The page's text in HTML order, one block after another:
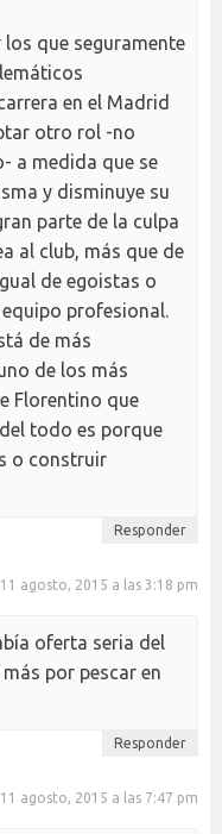
que seguramente
en el Madrid
otro rol -no
a medida que se
y disminuye su
parte de la culpa
al club, más que de
de egoistas o
profesional.
de más
de los más
Florentino que
todo es porque
o construir
Responder
11 agosto, 2015 a las 3:18 pm
oferta seria del
por pescar en
Responder
11 agosto, 2015 a las 7:47 pm